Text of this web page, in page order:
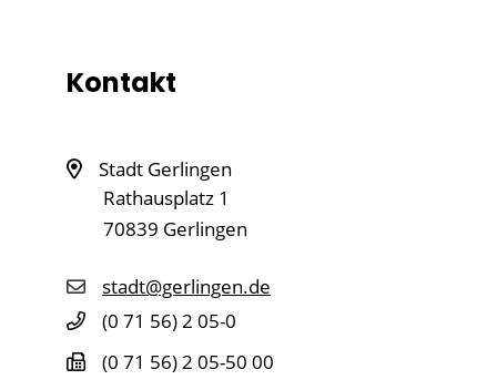
Kontakt
Stadt Gerlingen
Rathausplatz 1
70839 Gerlingen
stadt@gerlingen.de
(0 71 56) 2 05-0
(0 71 56) 2 05-50 00